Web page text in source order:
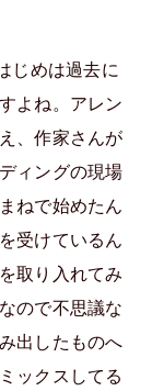
じめは過去に
よね。アレン
、作家さんが
ィングの現場
ねで始めたん
受けているん
取り入れてみ
ので不思議な
出したものへ
ックスしてる